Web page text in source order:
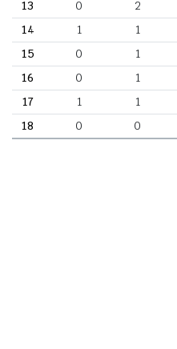
13
0 2
14
1 1
15
0 1
16
0 1
17
1 1
18
0 0